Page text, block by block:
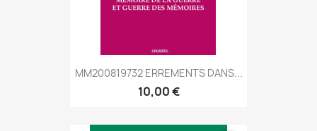
MM200819732 ERREMENTS DANS...
10,00 €